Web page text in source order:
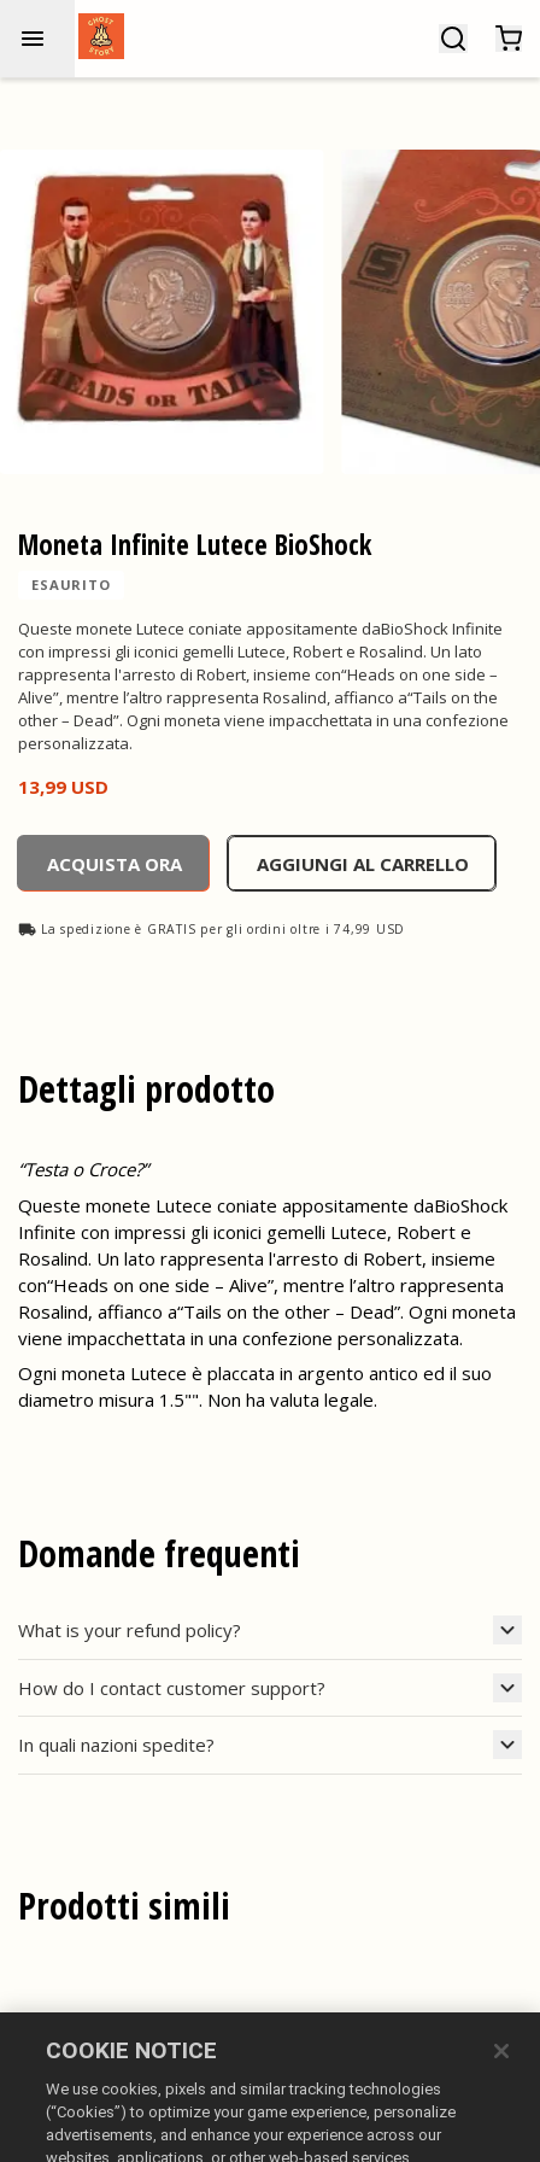
Moneta Infinite Lutece BioShock
ESAURITO
Queste monete Lutece coniate appositamente daBioShock Infinite
con impressi gli iconici gemelli Lutece, Robert e Rosalind. Un lato
rappresenta l'arresto di Robert, insieme con“Heads on one side –
Alive”, mentre l’altro rappresenta Rosalind, affianco a“Tails on the
other – Dead”. Ogni moneta viene impacchettata in una confezione
personalizzata.
13,99 USD
ACQUISTA ORA AGGIUNGI AL CARRELLO
Moneta Infinite Lutece BioShock, , 13,99 USD
La spedizione è GRATIS per gli ordini oltre i 74,99 USD
Dettagli prodotto
“Testa o Croce?”
Queste monete Lutece coniate appositamente daBioShock
Infinite con impressi gli iconici gemelli Lutece, Robert e
Rosalind. Un lato rappresenta l'arresto di Robert, insieme
con“Heads on one side – Alive”, mentre l’altro rappresenta
Rosalind, affianco a“Tails on the other – Dead”. Ogni moneta
viene impacchettata in una confezione personalizzata.
Ogni moneta Lutece è placcata in argento antico ed il suo
diametro misura 1.5"". Non ha valuta legale.
Domande frequenti
What is your refund policy?
How do I contact customer support?
In quali nazioni spedite?
Prodotti simili
COOKIE NOTICE
We use cookies, pixels and similar tracking technologies
(“Cookies”) to optimize your game experience, personalize
advertisements, and enhance your experience across our
websites, applications, or other web-based services